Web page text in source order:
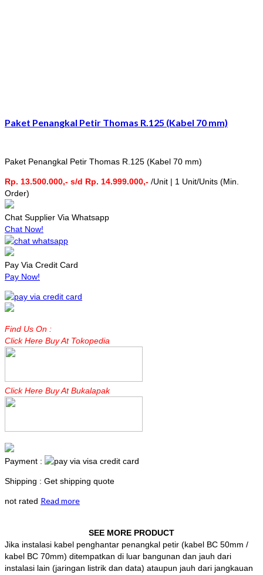
Paket Penangkal Petir Thomas R.125 (Kabel 70 mm)
Paket Penangkal Petir Thomas R.125 (Kabel 70 mm)
Rp. 13.500.000,- s/d Rp. 14.999.000,- /Unit | 1 Unit/Units (Min.
Order)
Chat Supplier Via Whatsapp
Chat Now!
Pay Via Credit Card
Pay Now!
Find Us On :
Click Here Buy At Tokopedia
Click Here Buy At Bukalapak
Payment :
Shipping : Get shipping quote
not rated Read more
SEE MORE PRODUCT
Jika instalasi kabel penghantar penangkal petir (kabel BC 50mm /
kabel BC 70mm) ditempatkan di luar bangunan dan jauh dari
instalasi lain (jaringan listrik dan data) ataupun jauh dari jangkauan